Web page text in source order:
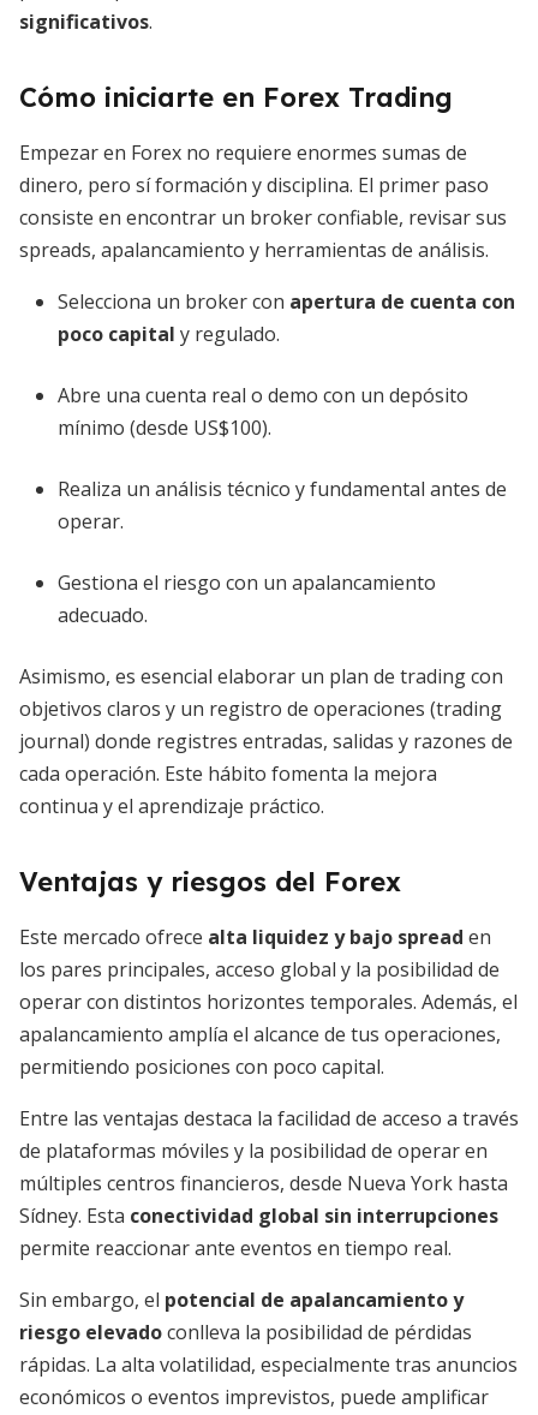
significativos.
Cómo iniciarte en Forex Trading
Empezar en Forex no requiere enormes sumas de
dinero, pero sí formación y disciplina. El primer paso
consiste en encontrar un broker confiable, revisar sus
spreads, apalancamiento y herramientas de análisis.
Selecciona un broker con apertura de cuenta con
poco capital y regulado.
Abre una cuenta real o demo con un depósito
mínimo (desde US$100).
Realiza un análisis técnico y fundamental antes de
operar.
Gestiona el riesgo con un apalancamiento
adecuado.
Asimismo, es esencial elaborar un plan de trading con
objetivos claros y un registro de operaciones (trading
journal) donde registres entradas, salidas y razones de
cada operación. Este hábito fomenta la mejora
continua y el aprendizaje práctico.
Ventajas y riesgos del Forex
Este mercado ofrece alta liquidez y bajo spread en
los pares principales, acceso global y la posibilidad de
operar con distintos horizontes temporales. Además, el
apalancamiento amplía el alcance de tus operaciones,
permitiendo posiciones con poco capital.
Entre las ventajas destaca la facilidad de acceso a través
de plataformas móviles y la posibilidad de operar en
múltiples centros financieros, desde Nueva York hasta
Sídney. Esta conectividad global sin interrupciones
permite reaccionar ante eventos en tiempo real.
Sin embargo, el potencial de apalancamiento y
riesgo elevadoconlleva la posibilidad de pérdidas
rápidas. La alta volatilidad, especialmente tras anuncios
económicos o eventos imprevistos, puede amplificar